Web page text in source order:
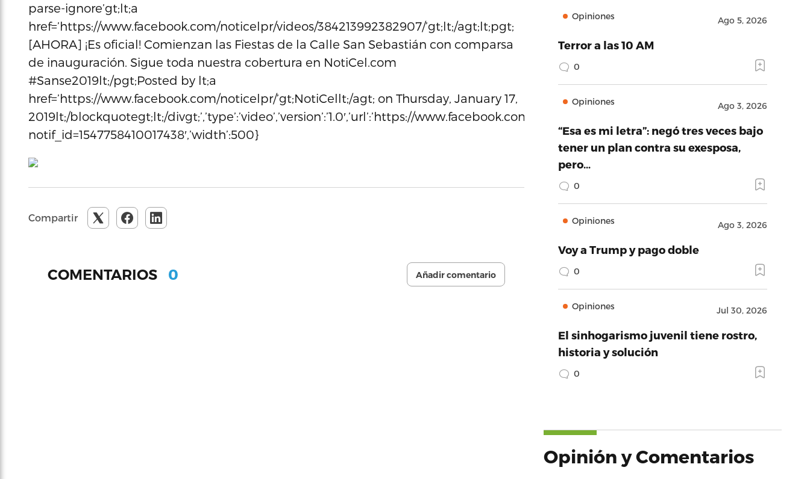
parse-ignore’gt;lt;a
href=’https://www.facebook.com/noticelpr/videos/384213992382907/’gt;lt;/agt;lt;pgt;
[AHORA] ¡Es oficial! Comienzan las Fiestas de la Calle San Sebastián con comparsa
de inauguración. Sigue toda nuestra cobertura en NotiCel.com
#Sanse2019lt;/pgt;Posted by lt;a
href=’https://www.facebook.com/noticelpr/’gt;NotiCellt;/agt; on Thursday, January 17,
2019lt;/blockquotegt;lt;/divgt;’,’type’:’video’,’version’:’1.0′,’url’:’https://www.facebook.com/noticelpr/videos/384213992382907/?
notif_id=1547758410017438′,’width’:500}
Compartir
COMENTARIOS 0 Añadir comentario
Opiniones Ago 5, 2026
Terror a las 10 AM
0
Opiniones Ago 3, 2026
“Esa es mi letra”: negó tres veces bajo
tener un plan contra su exesposa,
pero…
0
Opiniones Ago 3, 2026
Voy a Trump y pago doble
0
Opiniones Jul 30, 2026
El sinhogarismo juvenil tiene rostro,
historia y solución
0
Opinión y Comentarios